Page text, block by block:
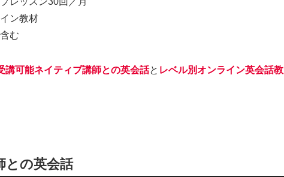
ン教材
む
講可能ネイティブ講師との英会話と レベル別オンライン英会話教
との英会話